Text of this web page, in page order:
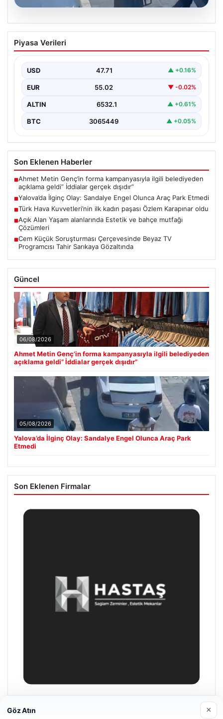
Yalova’da İlginç Olay: Sandalye Engel
Olunca Araç Park Etmedi
gerçekleşen bu ilginç olay, bölge sakinlerinin ve
çevredekilerin…
Piyasa Verileri
USD 47.71 ▲ +0.16%
EUR 55.02 ▼ -0.02%
ALTIN 6532.1 ▲ +0.61%
BTC 3065449 ▲ +0.05%
Son Eklenen Haberler
■Ahmet Metin Genç’in forma kampanyasıyla ilgili belediyeden
açıklama geldi” İddialar gerçek dışıdır”
■Yalova’da İlginç Olay: Sandalye Engel Olunca Araç Park Etmedi
■Türk Hava Kuvvetleri’nin ilk kadın paşası Özlem Karapınar oldu
■Açık Alan Yaşam alanlarında Estetik ve bahçe mutfağı
Çözümleri
■Cem Küçük Soruşturması Çerçevesinde Beyaz TV
Programcısı Tahir Sarıkaya Gözaltında
Güncel
06/08/2026
Ahmet Metin Genç’in forma kampanyasıyla ilgili belediyeden
açıklama geldi” İddialar gerçek dışıdır”
05/08/2026
Yalova’da İlginç Olay: Sandalye Engel Olunca Araç Park
Etmedi
Son Eklenen Firmalar
Hastaş Beton
Göz Atın ×